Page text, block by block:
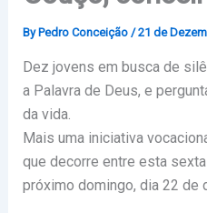
By Pedro Conceição /21 de
Dez jovens em busca de
a Palavra de Deus, e
da vida.
Mais uma iniciativa
que decorre entre esta
próximo domingo, dia 22 de